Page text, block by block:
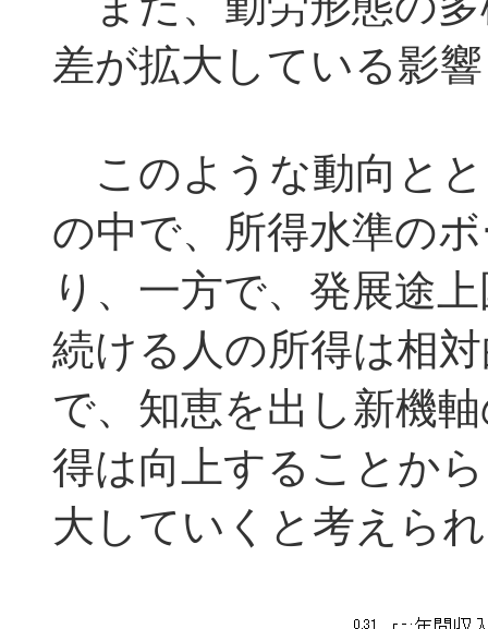
差が拡大している影
このような動向と
の中で、所得水準の
り、一方で、発展途
続ける人の所得は相
で、知恵を出し新機
得は向上することか
大していくと考えら